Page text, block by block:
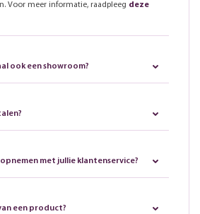
Voor meer informatie, raadpleeg deze
ook een showroom?
met jullie klantenservice?
een product?